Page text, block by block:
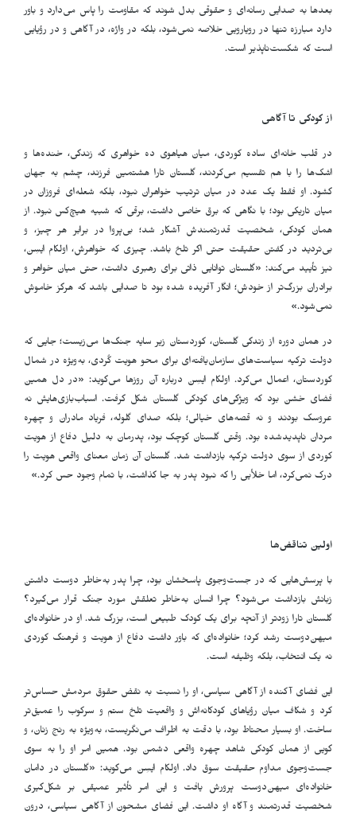
بعدها به صدایی رسانه‌ای و حقوقی بدل شوند که مقاومت را پاس می‌دارد و باور
دارد مبارزه تنها در رویارویی خلاصه نمی‌شود، بلکه در واژه، در آگاهی و در رؤیایی
است که شکست‌ناپذیر است.
از کودکی تا آگاهی
در قلب خانه‌ای ساده کوردی، میان هیاهوی ده خواهری که زندگی، خنده‌ها و
اشک‌ها را با هم تقسیم می‌کردند، گلستان تارا هشتمین فرزند، چشم به جهان
گشود. او فقط یک عدد در میان ترتیب خواهران نبود، بلکه شعله‌ای فروزان در
میان تاریکی بود؛ با نگاهی که برق خاصی داشت، برقی که شبیه هیچ‌کس نبود. از
همان کودکی، شخصیت قدرتمندش آشکار شد؛ بی‌پروا در برابر هر چیز، و
بی‌تردید در گفتن حقیقت حتی اگر تلخ باشد. چیزی که خواهرش، اولکام ایسِن،
نیز تأیید می‌کند: «گلستان توانایی ذاتی برای رهبری داشت، حتی میان خواهر و
برادران بزرگ‌تر از خودش؛ انگار آفریده شده بود تا صدایی باشد که هرگز خاموش
نمی‌شود.»
در همان دوره از زندگی گلستان، کوردستان زیر سایه جنگ‌ها می‌زیست؛ جایی که
دولت ترکیه سیاست‌های سازمان‌یافته‌ای برای محو هویت کُردی، به‌ویژه در شمال
کوردستان، اعمال می‌کرد. اولکام ایسِن درباره آن روزها می‌گوید: «در دل همین
فضای خشن بود که ویژگی‌های کودکی گلستان شکل گرفت. اسباب‌بازی‌هایش نه
عروسک بودند و نه قصه‌های خیالی؛ بلکه صدای گلوله، فریاد مادران و چهره
مردان ناپدیدشده بود. وقتی گلستان کوچک بود، پدرمان به دلیل دفاع از هویت
کوردی از سوی دولت ترکیه بازداشت شد. گلستان آن زمان معنای واقعی هویت را
درک نمی‌کرد، اما خلأیی را که نبود پدر به جا گذاشت، با تمام وجود حس کرد.»
اولین تناقض‌ها
با پرسش‌هایی که در جست‌وجوی پاسخشان بود، چرا پدر به‌خاطر دوست داشتن
زبانش بازداشت می‌شود؟ چرا انسان به‌خاطر تعلقش مورد جنگ قرار می‌گیرد؟
گلستان تارا زودتر از آنچه برای یک کودک طبیعی است، بزرگ شد. او در خانواده‌ای
میهن‌دوست رشد کرد؛ خانواده‌ای که باور داشت دفاع از هویت و فرهنگ کوردی
نه یک انتخاب، بلکه وظیفه است.
این فضای آکنده از آگاهی سیاسی، او را نسبت به نقض حقوق مردمش حساس‌تر
کرد و شکاف میان رؤیاهای کودکانه‌اش و واقعیت تلخ ستم و سرکوب را عمیق‌تر
ساخت. او بسیار محتاط بود، با دقت به اطراف می‌نگریست، به‌ویژه به رنج زنان، و
گویی از همان کودکی شاهد چهره واقعی دشمن بود. همین امر او را به سوی
جست‌وجوی مداوم حقیقت سوق داد. اولکام ایسِن می‌گوید: «گلستان در دامان
خانواده‌ای میهن‌دوست پرورش یافت و این امر تأثیر عمیقی بر شکل‌گیری
شخصیت قدرتمند و آگاه او داشت. این فضای مشحون از آگاهی سیاسی، درون